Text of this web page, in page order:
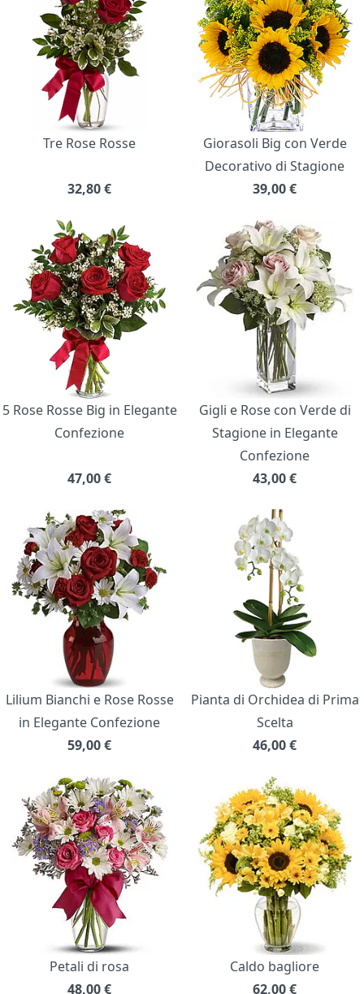
Tre Rose Rosse
32,80€
Giorasoli Big con Verde
Decorativo di Stagione
39,00€
5 Rose Rosse Big in Elegante
Confezione
47,00€
Gigli e Rose con Verde di
Stagione in Elegante
Confezione
43,00€
Lilium Bianchi e Rose Rosse
in Elegante Confezione
59,00€
Pianta di Orchidea di Prima
Scelta
46,00€
Petali di rosa
48,00€
Caldo bagliore
62,00€